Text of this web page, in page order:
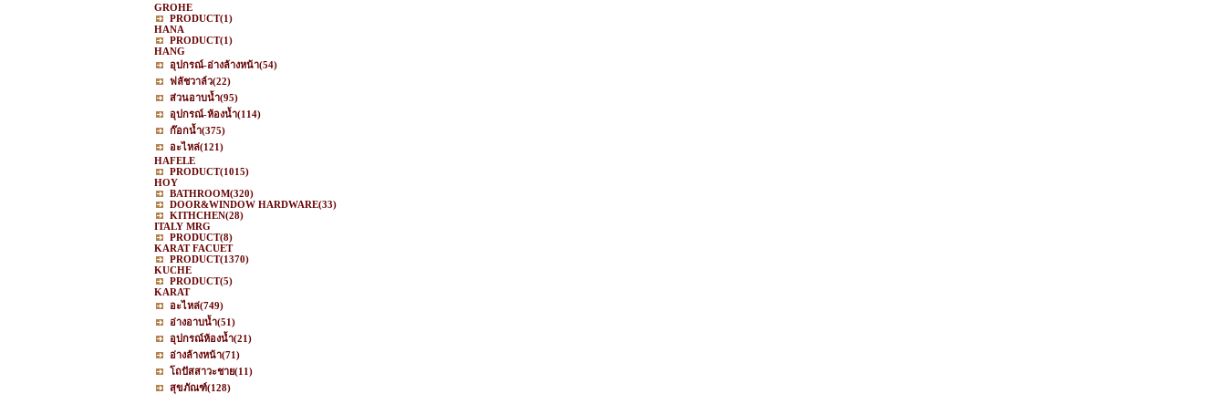
GROHE
PRODUCT(1)
HANA
PRODUCT(1)
HANG
อุปกรณ์-อ่างล้างหน้า(54)
ฟลัชวาล์ว(22)
ส่วนอาบน้ำ(95)
อุปกรณ์-ห้องน้ำ(114)
ก๊อกน้ำ(375)
อะไหล่(121)
HAFELE
PRODUCT(1015)
HOY
BATHROOM(320)
DOOR&WINDOW HARDWARE(33)
KITHCHEN(28)
ITALY MRG
PRODUCT(8)
KARAT FACUET
PRODUCT(1370)
KUCHE
PRODUCT(5)
KARAT
อะไหล่(749)
อ่างอาบน้ำ(51)
อุปกรณ์ห้องน้ำ(21)
อ่างล้างหน้า(71)
โถปัสสาวะชาย(11)
สุขภัณฑ์(128)